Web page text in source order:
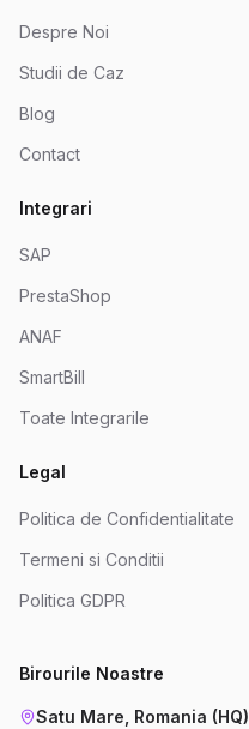
Despre Noi
Studii de Caz
Blog
Contact
Integrari
SAP
PrestaShop
ANAF
SmartBill
Toate Integrarile
Legal
Politica de Confidentialitate
Termeni si Conditii
Politica GDPR
Birourile Noastre
Satu Mare, Romania (HQ)